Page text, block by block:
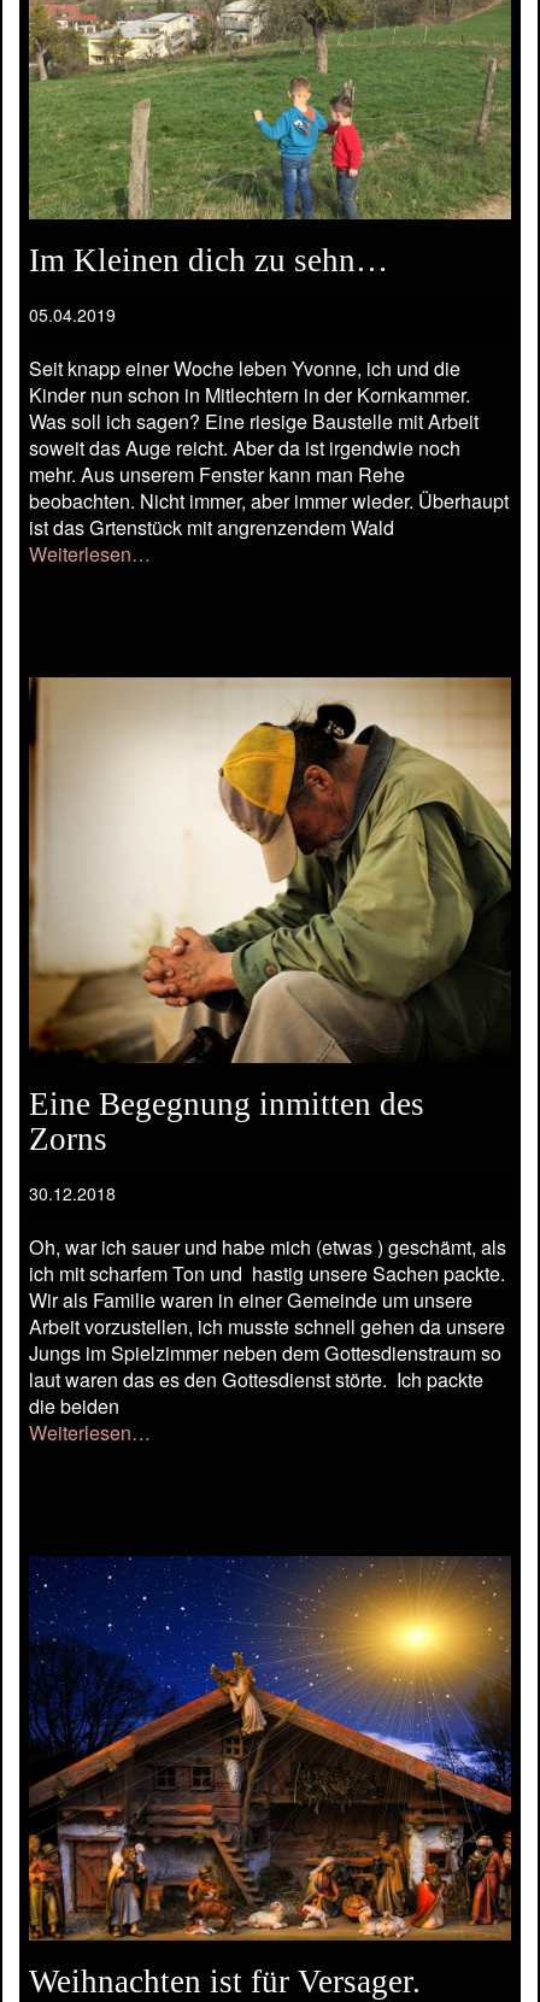
Im Kleinen dich zu sehn…
05.04.2019
Seit knapp einer Woche leben Yvonne, ich und die
Kinder nun schon in Mitlechtern in der Kornkammer.
Was soll ich sagen? Eine riesige Baustelle mit Arbeit
soweit das Auge reicht. Aber da ist irgendwie noch
mehr. Aus unserem Fenster kann man Rehe
beobachten. Nicht immer, aber immer wieder. Überhaupt
ist das Grtenstück mit angrenzendem Wald
Weiterlesen…
Eine Begegnung inmitten des
Zorns
30.12.2018
Oh, war ich sauer und habe mich (etwas ) geschämt, als
ich mit scharfem Ton und hastig unsere Sachen packte.
Wir als Familie waren in einer Gemeinde um unsere
Arbeit vorzustellen, ich musste schnell gehen da unsere
Jungs im Spielzimmer neben dem Gottesdienstraum so
laut waren das es den Gottesdienst störte. Ich packte
die beiden
Weiterlesen…
Weihnachten ist für Versager.